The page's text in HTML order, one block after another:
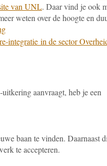
van UNL. Daar vind je ook
weten over de hoogte en
integratie in de sector
aanvraagt, heb je een
baan te vinden. Daarnaast
te accepteren.